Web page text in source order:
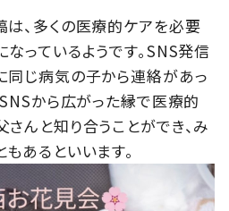
、多くの医療的ケアを必要
っているようです。SNS発信
同じ病気の子から連絡があっ
から広がった縁で医療的
んと知り合うことができ、み
あるといいます。